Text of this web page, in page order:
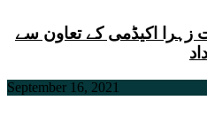
زہرا اکیڈمی کے تعاون سے
September 16, 2021